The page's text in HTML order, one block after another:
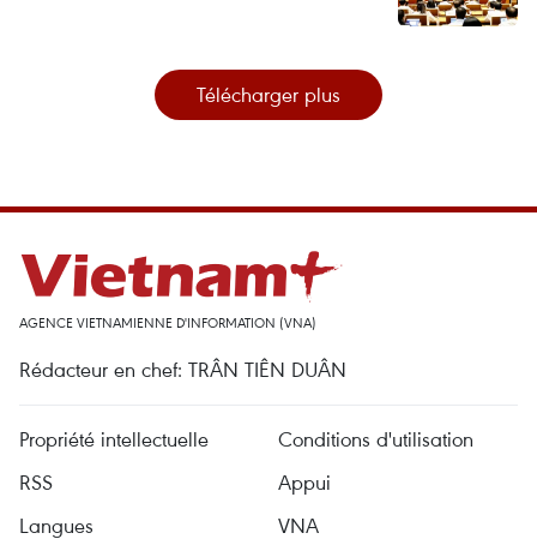
Télécharger plus
AGENCE VIETNAMIENNE D'INFORMATION (VNA)
Rédacteur en chef: TRÂN TIÊN DUÂN
Propriété intellectuelle
Conditions d'utilisation
RSS
Appui
Langues
VNA